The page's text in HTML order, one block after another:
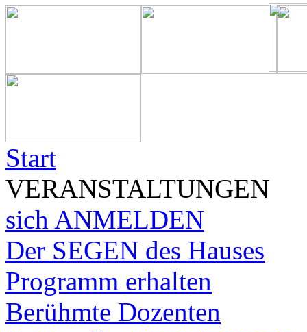
Start
VERANSTALTUNGEN
sich ANMELDEN
Der SEGEN des Hauses
Programm erhalten
Berühmte Dozenten